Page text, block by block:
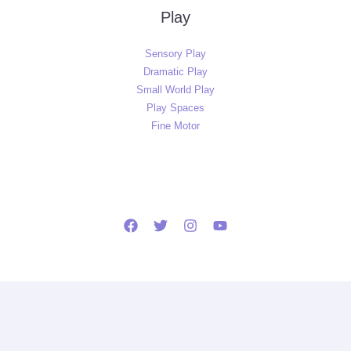
Play
Sensory Play
Dramatic Play
Small World Play
Play Spaces
Fine Motor